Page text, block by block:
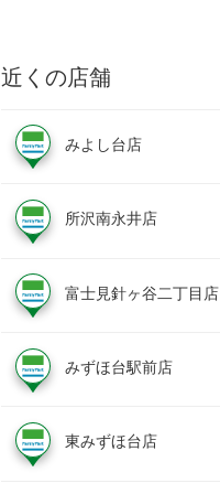
近くの店舗
みよし台店
所沢南永井店
富士見針ヶ谷二丁目店
みずほ台駅前店
東みずほ台店